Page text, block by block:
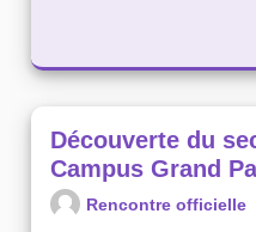
Découverte du
Campus Grand
Rencontre officielle